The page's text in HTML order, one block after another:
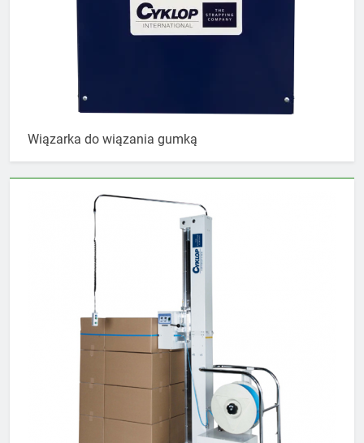
Wiązarka do wiązania gumką